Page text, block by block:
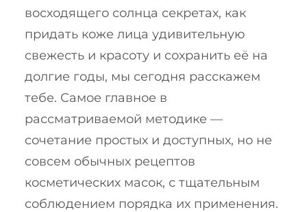
восходящего солнца секретах, как
придать коже лица удивительную
свежесть и красоту и сохранить её на
долгие годы, мы сегодня расскажем
тебе. Самое главное в
рассматриваемой методике —
сочетание простых и доступных, но не
совсем обычных рецептов
косметических масок, с тщательным
соблюдением порядка их применения.